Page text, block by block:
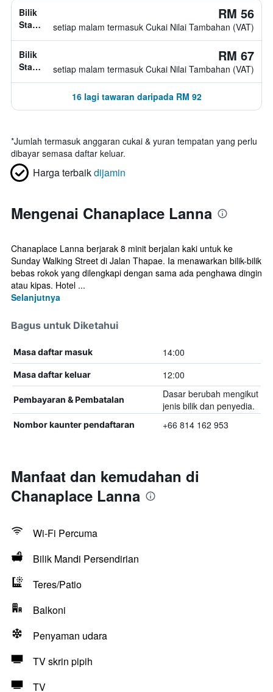
Bilik
Standard,
katil
twin
RM 56
setiap malam termasuk Cukai Nilai Tambahan (VAT)
Bilik
Standard,
RM 67
setiap malam termasuk Cukai Nilai Tambahan (VAT)
16 lagi tawaran daripada RM 92
*Jumlah termasuk anggaran cukai & yuran tempatan yang perlu
dibayar semasa daftar keluar.
Harga terbaikdijamin
Mengenai Chanaplace Lanna
Chanaplace Lanna berjarak 8 minit berjalan kaki untuk ke
Sunday Walking Street di Jalan Thapae. Ia menawarkan bilik-bilik
bebas rokok yang dilengkapi dengan sama ada penghawa dingin
atau kipas. Hotel ...
Selanjutnya
Bagus untuk Diketahui
Masa daftar masuk 14:00
Masa daftar keluar 12:00
Pembayaran & Pembatalan
Dasar berubah mengikut
jenis bilik dan penyedia.
Nombor kaunter pendaftaran +66 814 162 953
Manfaat dan kemudahan di
Chanaplace Lanna
Wi-Fi Percuma
Bilik Mandi Persendirian
Teres/Patio
Balkoni
Penyaman udara
TV skrin pipih
TV